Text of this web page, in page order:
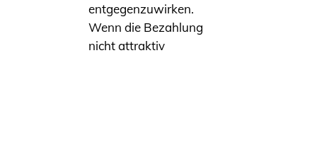
entgegenzuwirken.
Wenn die Bezahlung
nicht attraktiv